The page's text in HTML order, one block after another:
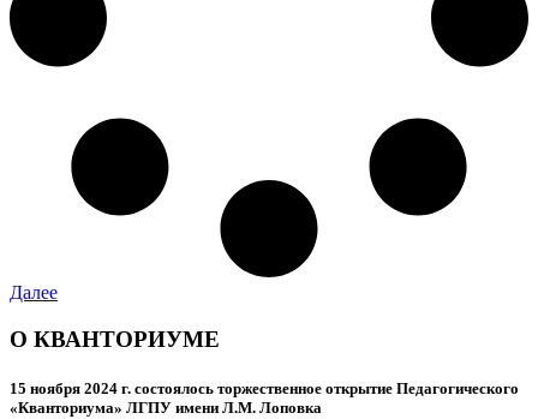
Далее
О КВАНТОРИУМЕ
15 ноября 2024 г. состоялось торжественное открытие Педагогического
«Кванториума» ЛГПУ имени Л.М. Лоповка